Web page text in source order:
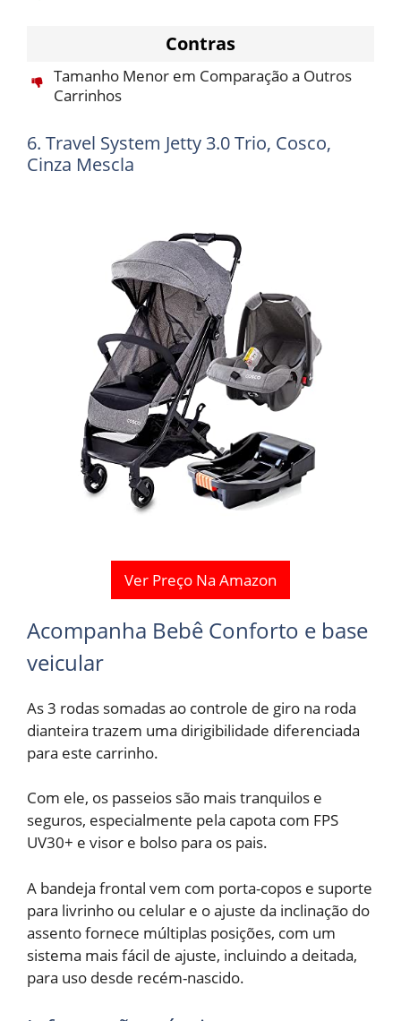
Contras
Tamanho Menor em Comparação a Outros
Carrinhos
6. Travel System Jetty 3.0 Trio, Cosco,
Cinza Mescla
Ver Preço Na Amazon
Acompanha Bebê Conforto e base
veicular
As 3 rodas somadas ao controle de giro na roda
dianteira trazem uma dirigibilidade diferenciada
para este carrinho.
Com ele, os passeios são mais tranquilos e
seguros, especialmente pela capota com FPS
UV30+ e visor e bolso para os pais.
A bandeja frontal vem com porta-copos e suporte
para livrinho ou celular e o ajuste da inclinação do
assento fornece múltiplas posições, com um
sistema mais fácil de ajuste, incluindo a deitada,
para uso desde recém-nascido.